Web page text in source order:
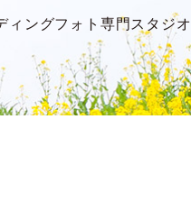
ィングフォト専門スタジオ